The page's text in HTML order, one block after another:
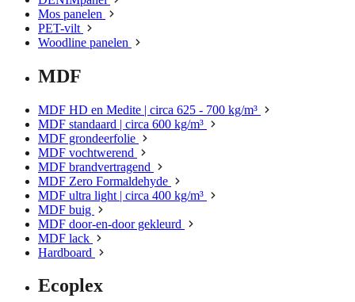
Mos panelen
PET-vilt
Woodline panelen
MDF
MDF HD en Medite | circa 625 - 700 kg/m³
MDF standaard | circa 600 kg/m³
MDF grondeerfolie
MDF vochtwerend
MDF brandvertragend
MDF Zero Formaldehyde
MDF ultra light | circa 400 kg/m³
MDF buig
MDF door-en-door gekleurd
MDF lack
Hardboard
Ecoplex